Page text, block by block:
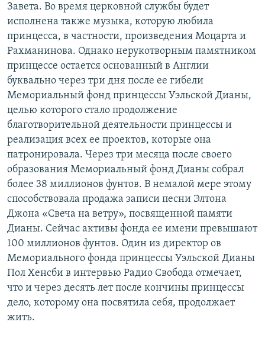
Завета. Во время церковной службы будет
исполнена также музыка, которую любила
принцесса, в частности, произведения Моцарта и
Рахманинова. Однако нерукотворным памятником
принцессе остается основанный в Англии
буквально через три дня после ее гибели
Мемориальный фонд принцессы Уэльской Дианы,
целью которого стало продолжение
благотворительной деятельности принцессы и
реализация всех ее проектов, которые она
патронировала. Через три месяца после своего
образования Мемориальный фонд Дианы собрал
более 38 миллионов фунтов. В немалой мере этому
способствовала продажа записи песни Элтона
Джона «Свеча на ветру», посвященной памяти
Дианы. Сейчас активы фонда ее имени превышают
100 миллионов фунтов. Один из директор ов
Мемориального фонда принцессы Уэльской Дианы
Пол Хенсби в интервью Радио Свобода отмечает,
что и через десять лет после кончины принцессы
дело, которому она посвятила себя, продолжает
жить.